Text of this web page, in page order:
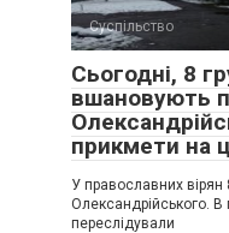
Суспільство
Сьогодні, 8
вшановують
прикмети на
У православних вірян
Олександрійського. В
переслідували